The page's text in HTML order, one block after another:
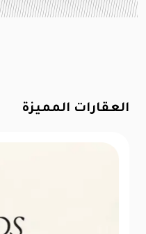
العقارات المميزة